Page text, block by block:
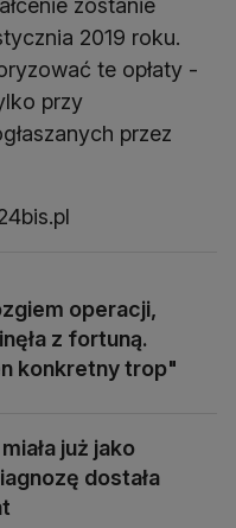
zostanie
2019 roku.
te opłaty -
przy
przez
operacji,
z fortuną.
konkretny trop"
już jako
dostała